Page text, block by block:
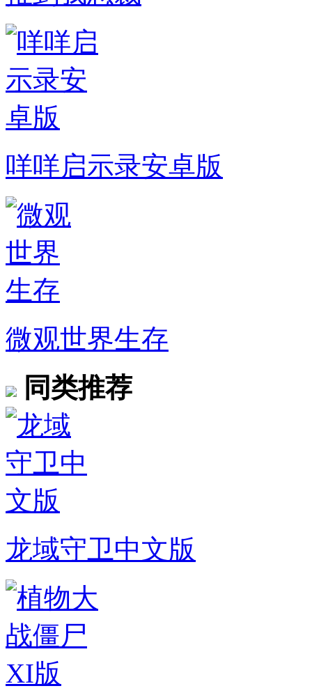
咩咩启示录安卓版
微观世界生存
同类推荐
龙域守卫中文版